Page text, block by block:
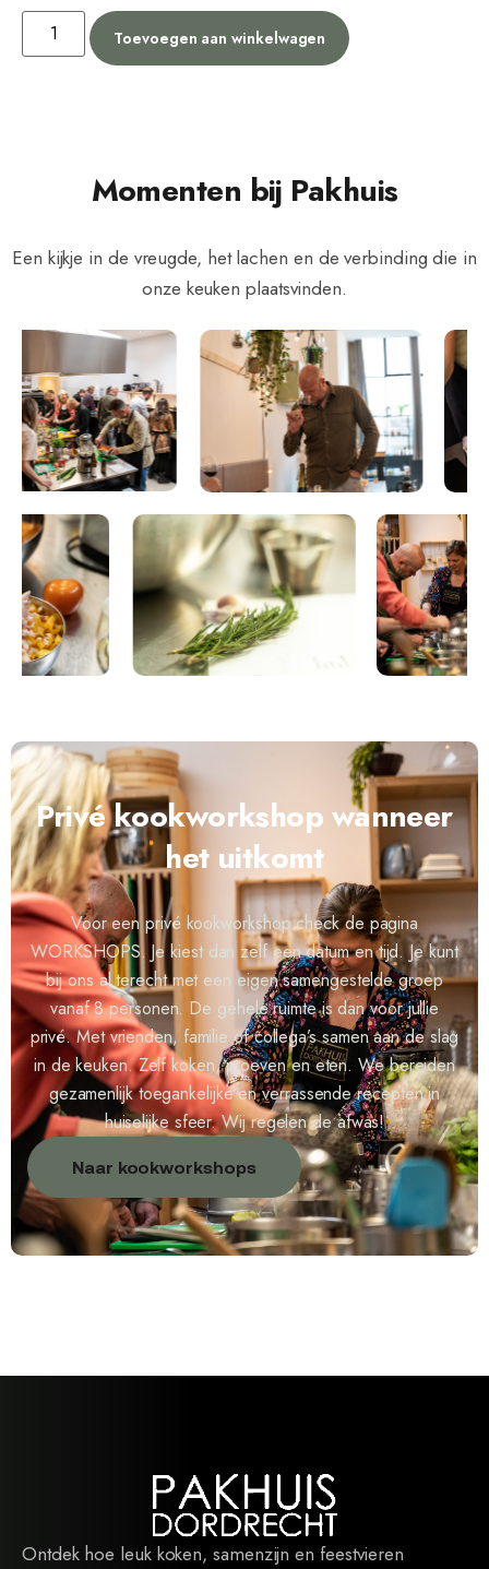
Toevoegen aan winkelwagen
Momenten bij Pakhuis
Een kijkje in de vreugde, het lachen en de verbinding die in
onze keuken plaatsvinden.
Privé kookworkshop wanneer
het uitkomt
Voor een privé kookworkshop check de pagina
WORKSHOPS. Je kiest dan zelf een datum en tijd. Je kunt
bij ons al terecht met een eigen samengestelde groep
vanaf 8 personen. De gehele ruimte is dan voor jullie
privé. Met vrienden, familie of collega’s samen aan de slag
in de keuken. Zelf koken, proeven en eten. We bereiden
gezamenlijk toegankelijke en verrassende recepten in
huiselijke sfeer. Wij regelen de afwas!
Naar kookworkshops
Ontdek hoe leuk koken, samenzijn en feestvieren